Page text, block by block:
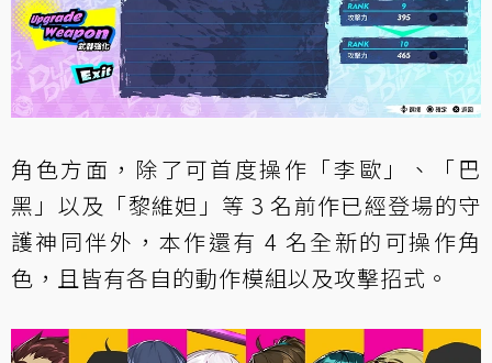
角色方面，除了可首度操作「李歐」、「巴
黑」以及「黎維妲」等 3 名前作已經登場的守
護神同伴外，本作還有 4 名全新的可操作角
色，且皆有各自的動作模組以及攻擊招式。